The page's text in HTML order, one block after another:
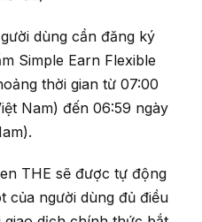
dùng cần đăng ký
Simple Earn Flexible
thời gian từ 07:00
Nam) đến 06:59 ngày
THE sẽ được tự động
của người dùng đủ điều